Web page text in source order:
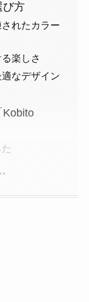
び方
れたカラー
楽しさ
なデザイン
Kobito